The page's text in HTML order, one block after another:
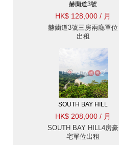
赫蘭道3號
HK$ 128,000 / 月
赫蘭道3號三房兩廳單位
出租
SOUTH BAY HILL
HK$ 208,000 / 月
SOUTH BAY HILL4房豪
宅單位出租